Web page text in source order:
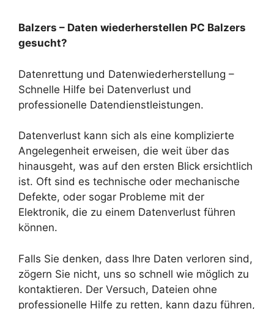
Balzers – Daten wiederherstellen PC Balzers
gesucht?
Datenrettung und Datenwiederherstellung –
Schnelle Hilfe bei Datenverlust und
professionelle Datendienstleistungen.
Datenverlust kann sich als eine komplizierte
Angelegenheit erweisen, die weit über das
hinausgeht, was auf den ersten Blick ersichtlich
ist. Oft sind es technische oder mechanische
Defekte, oder sogar Probleme mit der
Elektronik, die zu einem Datenverlust führen
können.
Falls Sie denken, dass Ihre Daten verloren sind,
zögern Sie nicht, uns so schnell wie möglich zu
kontaktieren. Der Versuch, Dateien ohne
professionelle Hilfe zu retten, kann dazu führen,